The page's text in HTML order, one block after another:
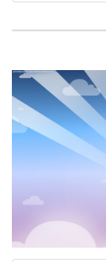
“إيكول دوكاس” أبوظبي يفتح باب التسجيل لدورات أغسطس في فنون الطهي والحلويات
تعزيزاً لالتزامها بدعم الضيافة المحلّية.. المؤسسة الوطنية للسياحة والفنادق” تُبرم شراكة استراتيجية مع “فايت للضيافة”
استمتع بإقامة فاخرة في فندق هيلتون رمسيس القاهرة